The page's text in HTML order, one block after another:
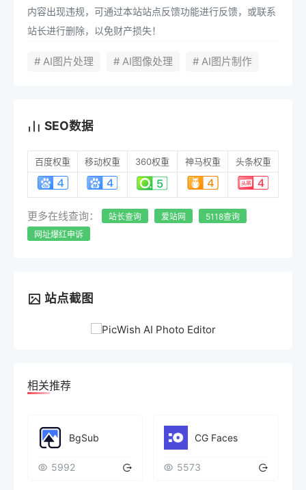
内容出现违规，可通过本站站点反馈功能进行反馈，或联系
站长进行删除，以免财产损失！
# AI图片处理 # AI图像处理 # AI图片制作
SEO数据
百度权重 移动权重 360权重 神马权重 头条权重
更多在线查询： 站长查询 爱站网
5118查询
网址爆红申诉
站点截图
相关推荐
BgSub
5992
CG Faces
5573